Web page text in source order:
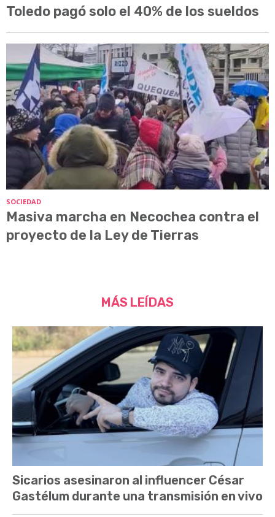
Toledo pagó solo el 40% de los sueldos
SOCIEDAD
Masiva marcha en Necochea contra el
proyecto de la Ley de Tierras
MÁS LEÍDAS
Sicarios asesinaron al influencer César
Gastélum durante una transmisión en vivo